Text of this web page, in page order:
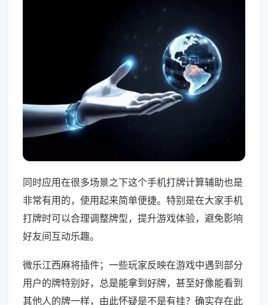
同时应用在很多场景之下这个手机打牌计算辅助也是
非常有用的，使用起来简单便捷。特别是在大家手机
打牌时可以合理调整牌型，提升游戏体验，避免影响
好友间互动乐趣。
微乐江西麻将插件；一些玩家反映在游戏中遇到部分
用户的牌特别好，总是能拿到好牌，甚至好像能看到
其他人的牌一样，由此怀疑是不是有挂？确实存在此